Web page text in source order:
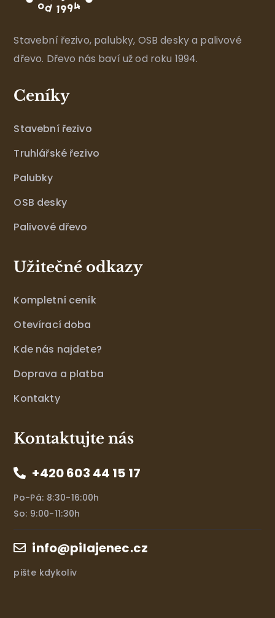
Stavební řezivo, palubky, OSB desky a palivové
dřevo. Dřevo nás baví už od roku 1994.
Ceníky
Stavební řezivo
Truhlářské řezivo
Palubky
OSB desky
Palivové dřevo
Užitečné odkazy
Kompletní ceník
Otevírací doba
Kde nás najdete?
Doprava a platba
Kontakty
Kontaktujte nás
+420 603 44 15 17
Po-Pá: 8:30-16:00h
So: 9:00-11:30h
info@pilajenec.cz
pište kdykoliv